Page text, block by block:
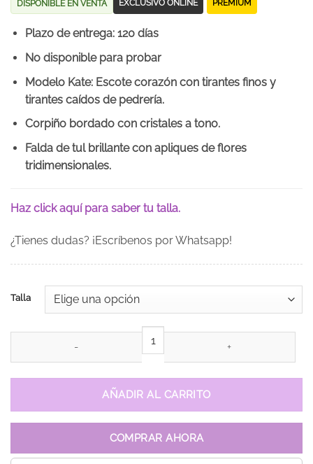
DISPONIBLE EN VENTA EXCLUSIVO ONLINE PREMIUM
Plazo de entrega: 120 días
No disponible para probar
Modelo Kate: Escote corazón con tirantes finos y
tirantes caídos de pedrería.
Corpiño bordado con cristales a tono.
Falda de tul brillante con apliques de flores
tridimensionales.
Haz click aquí para saber tu talla.
¿Tienes dudas? ¡Escríbenos por Whatsapp!
Talla
Vestido de 15 años Kate Verde cantidad
AÑADIR AL CARRITO
COMPRAR AHORA